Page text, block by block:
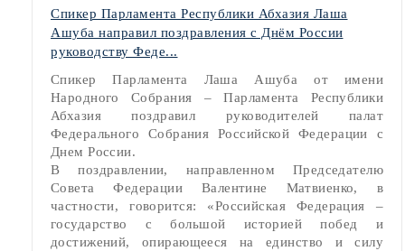
Спикер Парламента Республики Абхазия Лаша
Ашуба направил поздравления с Днём России
руководству Феде...
Спикер Парламента Лаша Ашуба от имени
Народного Собрания – Парламента Республики
Абхазия поздравил руководителей палат
Федерального Собрания Российской Федерации с
Днем России.
В поздравлении, направленном Председателю
Совета Федерации Валентине Матвиенко, в
частности, говорится: «Российская Федерация –
государство с большой историей побед и
достижений, опирающееся на единство и силу